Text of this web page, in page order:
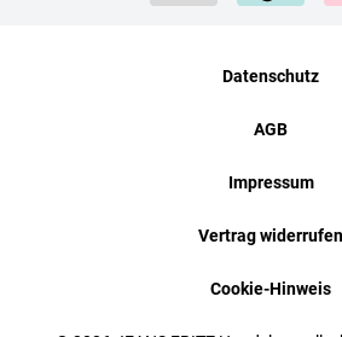
Datenschutz
AGB
Impressum
Vertrag widerrufen
Cookie-Hinweis